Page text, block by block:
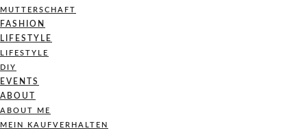
MUTTERSCHAFT
FASHION
LIFESTYLE
LIFESTYLE
DIY
EVENTS
ABOUT
ABOUT ME
MEIN KAUFVERHALTEN